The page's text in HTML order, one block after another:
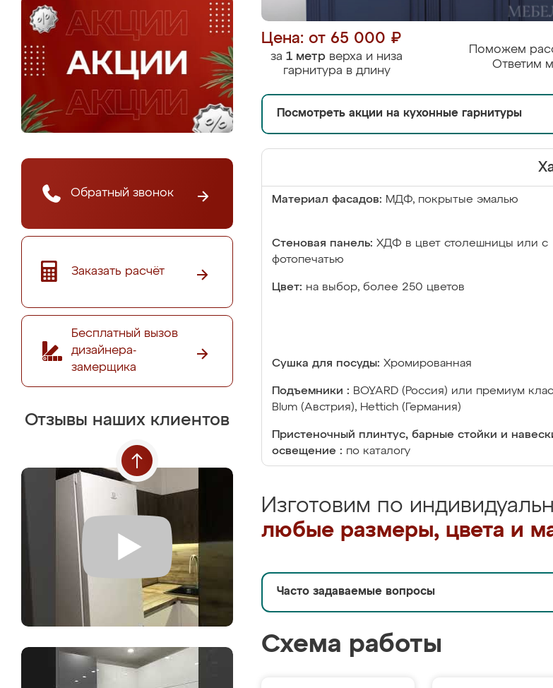
Обратный звонок
Заказать расчёт
Бесплатный вызов
дизайнера-
замерщика
Отзывы наших клиентов
Цена: от 65 000 ₽
за 1 метр верха и низа
гарнитура в длину
Поможем
Ответим
Посмотреть акции на кухонные гарнитуры
Материал фасадов: МДФ, покрытые эмалью
Стеновая панель: ХДФ в цвет столешницы или с
фотопечатью
Цвет: на выбор, более 250 цветов
Сушка для посуды: Хромированная
Подъемники : BOYARD (Россия) или премиум
Blum (Австрия), Hettich (Германия)
Пристеночный плинтус, барные стойки и
освещение : по каталогу
Изготовим по
любые размеры, цвета и
Часто задаваемые вопросы
Схема работы